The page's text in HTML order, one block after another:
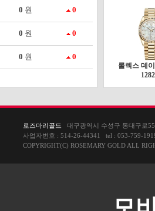
0 원 0
0 원 0
0 원 0
롤렉스 데
로즈마리골드
대구광역시 수성구 동대구로
사업자번호 : 514-26-44341 tel : 053-759-
COPYRIGHT(C) ROSEMARY GOLD ALL